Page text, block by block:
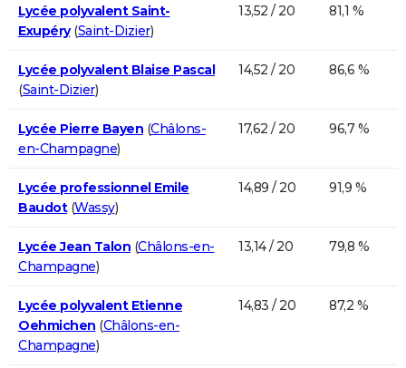
Lycée polyvalent Saint-
Exupéry(Saint-Dizier)
13,52 / 20 81,1 %
Lycée polyvalent Blaise Pascal
(Saint-Dizier)
14,52 / 20 86,6 %
Lycée Pierre Bayen (Châlons-
en-Champagne)
17,62 / 20 96,7 %
Lycée professionnel Emile
Baudot(Wassy)
14,89 / 20 91,9 %
Lycée Jean Talon (Châlons-en-
Champagne)
13,14 / 20 79,8 %
Lycée polyvalent Etienne
Oehmichen (Châlons-en-
Champagne)
14,83 / 20 87,2 %